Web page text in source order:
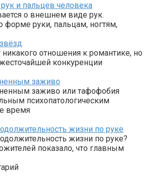
и пальцев человека
о внешнем виде рук.
форме руки, пальцам, ногтям,
отношения к романтике, но
конкуренции
заживо
заживо или тафофобия
психопатологическим
время
жизни по руке
жизни по руке?
показало, что главным